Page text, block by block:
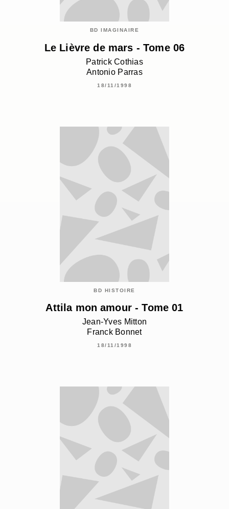
BD IMAGINAIRE
Le Lièvre de mars - Tome 06
Patrick Cothias
Antonio Parras
18/11/1998
BD HISTOIRE
Attila mon amour - Tome 01
Jean-Yves Mitton
Franck Bonnet
18/11/1998